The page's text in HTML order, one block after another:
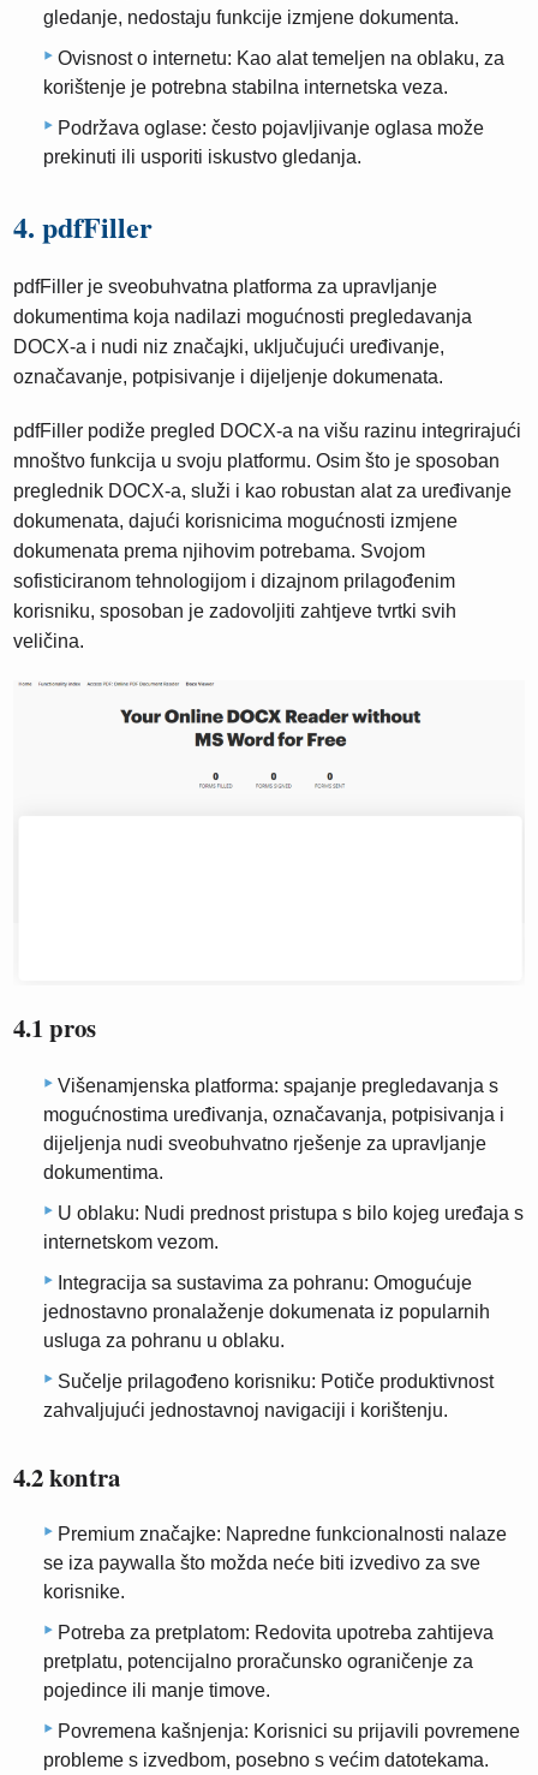
gledanje, nedostaju funkcije izmjene dokumenta.
Ovisnost o internetu: Kao alat temeljen na oblaku, za
korištenje je potrebna stabilna internetska veza.
Podržava oglase: često pojavljivanje oglasa može
prekinuti ili usporiti iskustvo gledanja.
4. pdfFiller
pdfFiller je sveobuhvatna platforma za upravljanje
dokumentima koja nadilazi mogućnosti pregledavanja
DOCX-a i nudi niz značajki, uključujući uređivanje,
označavanje, potpisivanje i dijeljenje dokumenata.
pdfFiller podiže pregled DOCX-a na višu razinu integrirajući
mnoštvo funkcija u svoju platformu. Osim što je sposoban
preglednik DOCX-a, služi i kao robustan alat za uređivanje
dokumenata, dajući korisnicima mogućnosti izmjene
dokumenata prema njihovim potrebama. Svojom
sofisticiranom tehnologijom i dizajnom prilagođenim
korisniku, sposoban je zadovoljiti zahtjeve tvrtki svih
veličina.
4.1 pros
Višenamjenska platforma: spajanje pregledavanja s
mogućnostima uređivanja, označavanja, potpisivanja i
dijeljenja nudi sveobuhvatno rješenje za upravljanje
dokumentima.
U oblaku: Nudi prednost pristupa s bilo kojeg uređaja s
internetskom vezom.
Integracija sa sustavima za pohranu: Omogućuje
jednostavno pronalaženje dokumenata iz popularnih
usluga za pohranu u oblaku.
Sučelje prilagođeno korisniku: Potiče produktivnost
zahvaljujući jednostavnoj navigaciji i korištenju.
4.2 kontra
Premium značajke: Napredne funkcionalnosti nalaze
se iza paywalla što možda neće biti izvedivo za sve
korisnike.
Potreba za pretplatom: Redovita upotreba zahtijeva
pretplatu, potencijalno proračunsko ograničenje za
pojedince ili manje timove.
Povremena kašnjenja: Korisnici su prijavili povremene
probleme s izvedbom, posebno s većim datotekama.